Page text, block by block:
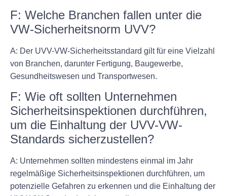
F: Welche Branchen fallen unter die
VW-Sicherheitsnorm UVV?
A: Der UVV-VW-Sicherheitsstandard gilt für eine Vielzahl
von Branchen, darunter Fertigung, Baugewerbe,
Gesundheitswesen und Transportwesen.
F: Wie oft sollten Unternehmen
Sicherheitsinspektionen durchführen,
um die Einhaltung der UVV-VW-
Standards sicherzustellen?
A: Unternehmen sollten mindestens einmal im Jahr
regelmäßige Sicherheitsinspektionen durchführen, um
potenzielle Gefahren zu erkennen und die Einhaltung der